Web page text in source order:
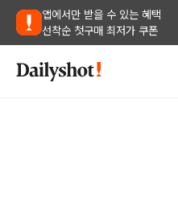
앱에서만 받을 수 있는 혜택
선착순 첫구매 최저가 쿠폰